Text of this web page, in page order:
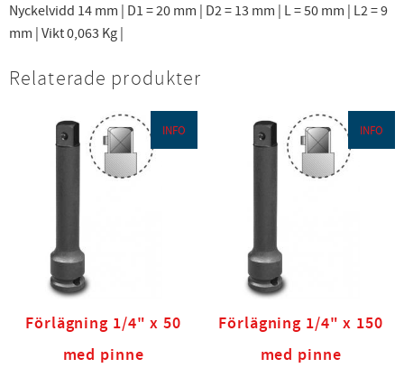
Nyckelvidd 14 mm | D1 = 20 mm | D2 = 13 mm | L = 50 mm | L2 = 9
mm | Vikt 0,063 Kg |
Relaterade produkter
Förlägning 1/4" x 50
med pinne
INFO
Förlägning 1/4" x 150
med pinne
INFO